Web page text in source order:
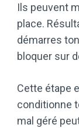
Ils peuvent
place.
démarres
bloquer sur
Cette étape
conditionne
mal géré